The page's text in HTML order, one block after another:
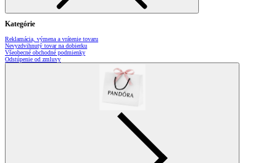
Kategórie
Reklamácia, výmena a vrátenie tovaru
Nevyzdvihnutý tovar na dobierku
Všeobecné obchodné podmienky
Odstúpenie od zmluvy